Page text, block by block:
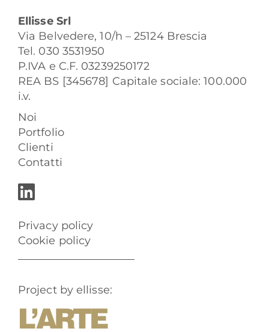
Ellisse Srl
Via Belvedere, 10/h – 25124 Brescia
Tel. 030 3531950
P.IVA e C.F. 03239250172
REA BS [345678] Capitale sociale: 100.000
i.v.
Noi
Portfolio
Clienti
Contatti
Privacy policy
Cookie policy
Project by ellisse: